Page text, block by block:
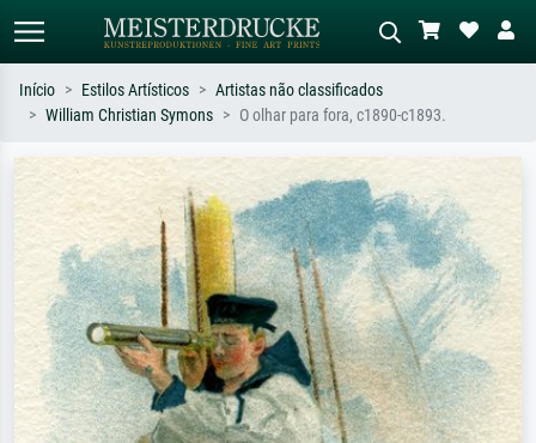
Pesquise por artista, título ou estilo –
ex: Monet, Noite Estrelada,
impressionismo, onda de Hokusai, nu.
Descreva a cena – ex: prado verde,
abstrato com muito vermelho, pintura
a óleo escura, nu em pé ao lado de
uma árvore.
Início Estilos Artísticos
Artistas não classificados
William Christian Symons
O olhar para fora, c1890-c1893.